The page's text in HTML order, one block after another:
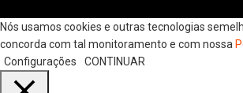
Nós usamos cookies e outras tecnologias
concorda com tal monitoramento e com nossa
Configurações
CONTINUAR